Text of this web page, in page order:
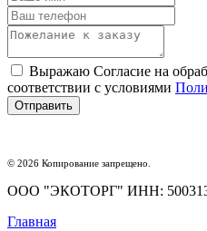
Выражаю Согласие на
соответствии с условиями
© 2026 Копирование запрещено.
ООО "ЭКОТОРГ" ИНН:
Главная